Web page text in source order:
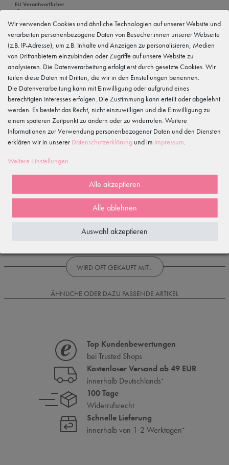
EU Verantwortlicher
tanzmuster GmbH
Gewerbeparkring 2, 15299 Müllrose, Deutschland
service@tanzmuster.de
033606-779250
Hersteller
tanzmuster
Gewerbeparkring 2, 15299 Müllrose, Deutschland
service@tanzmuster.de
033606-779250
Merkmale
5
3
1
WIRD OFT GEKAUFT MIT...
ÄHNLICHE ODER DAZU PASSENDE ARTIKEL
Top Kundenbewertungen
bei Trusted Shops
Kostenloser Versand ab 49 EUR
innerhalb Deutschlands*
100 Tage
Widerrufsrecht
Schnelle Lieferung
innerhalb von 1-2 Werktagen*
Wir verwenden Cookies und ähnliche Technologien auf unserer Website und
verarbeiten personenbezogene Daten von Besucher:innen unserer Webseite
(z.B. IP-Adresse), um z.B. Inhalte und Anzeigen zu personalisieren, Medien
von Drittanbietern einzubinden oder Zugriffe auf unsere Website zu
analysieren. Die Datenverarbeitung erfolgt erst durch gesetzte Cookies. Wir
teilen diese Daten mit Dritten, die wir in den Einstellungen benennen.
Die Datenverarbeitung kann mit Einwilligung oder aufgrund eines
berechtigten Interesses erfolgen. Die Zustimmung kann erteilt oder abgelehnt
werden. Es besteht das Recht, nicht einzuwilligen und die Einwilligung zu
einem späteren Zeitpunkt zu ändern oder zu widerrufen. Weitere
Informationen zur Verwendung personenbezogener Daten und den Diensten
erklären wir in unserer Daten­schutz­erklärung und im Impressum.
Weitere Einstellungen
Alle akzeptieren
Alle ablehnen
Auswahl akzeptieren